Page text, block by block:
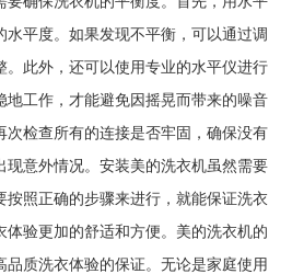
水平度。如果发现不平衡，可以通过调
。此外，还可以使用专业的水平仪进行
地工作，才能避免因摇晃而带来的噪音
次检查所有的连接是否牢固，确保没有
现意外情况。安装美的洗衣机虽然需要
按照正确的步骤来进行，就能保证洗衣
体验更加的舒适和方便。美的洗衣机的
品质洗衣体验的保证。无论是家庭使用